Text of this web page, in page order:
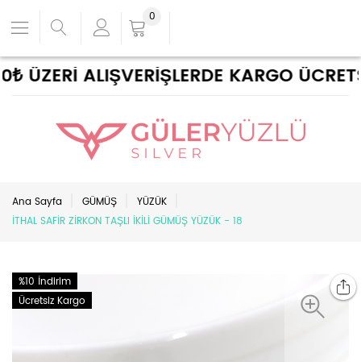
ALIŞVERİŞLERDE KARGO
0
Ana Sayfa GÜMÜŞ
YÜZÜK
İTHAL SAFİR ZİRKON TAŞLI İKİLİ GÜMÜŞ YÜZÜK - 18
%10 İndirim
Ücretsiz Kargo